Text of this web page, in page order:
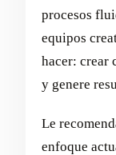
procesos
equipos
hacer: crear
y genere
Le
enfoque